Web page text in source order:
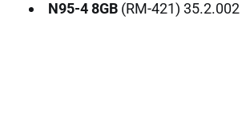
N95-4 8GB (RM-421) 35.2.002